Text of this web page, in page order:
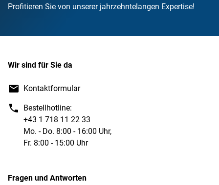
Profitieren Sie von unserer jahrzehntelangen Expertise!
Wir sind für Sie da
Kontaktformular
Bestellhotline:
+43 1 718 11 22 33
Mo. - Do. 8:00 - 16:00 Uhr,
Fr. 8:00 - 15:00 Uhr
Fragen und Antworten